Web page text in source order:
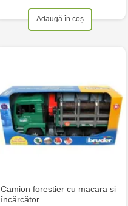
Adaugă în coș
Camion forestier cu macara și
încărcător